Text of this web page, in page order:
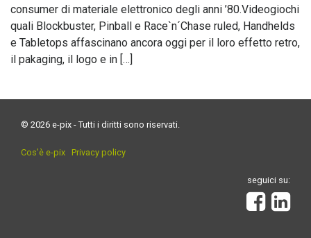
consumer di materiale elettronico degli anni ’80.Videogiochi
quali Blockbuster, Pinball e Race`n´Chase ruled, Handhelds
e Tabletops affascinano ancora oggi per il loro effetto retro,
il pakaging, il logo e in […]
© 2026 e-pix - Tutti i diritti sono riservati.
Cos’è e-pix Privacy policy
seguici su: